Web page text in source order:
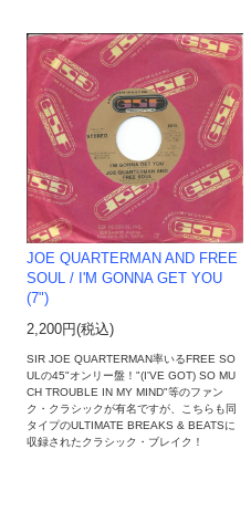
JOE QUARTERMAN AND FREE
SOUL / I'M GONNA GET YOU
(7")
2,200円(税込)
SIR JOE QUARTERMAN率いるFREE SO
ULの45"オンリー盤！"(I'VE GOT) SO MU
CH TROUBLE IN MY MIND"等のファン
ク・クラシックが有名ですが、こちらも同
タイプのULTIMATE BREAKS & BEATSに
収録されたクラシック・ブレイク！